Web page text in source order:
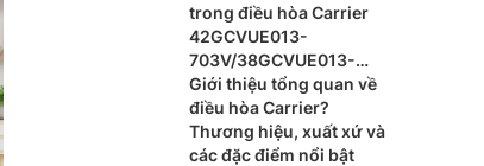
mát lạnh
trong điều hòa Carrier
42GCVUE013-
703V/38GCVUE013-
703V bạn nên biết khi
lựa chọn
Giới thiệu tổng quan về
điều hòa Carrier?
Thương hiệu, xuất xứ và
các đặc điểm nổi bật